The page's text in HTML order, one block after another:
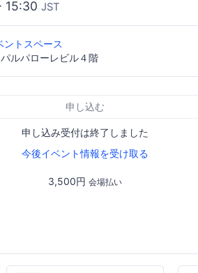
15:30 JST
ントスペース
ルパローレビル４階
申し込む
申し込み受付は終了しました
今後イベント情報を受け取る
3,500円 会場払い